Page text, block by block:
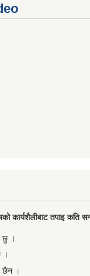
कार्यशैलीबाट तपाइ कति
छु ।
।
छैन ।